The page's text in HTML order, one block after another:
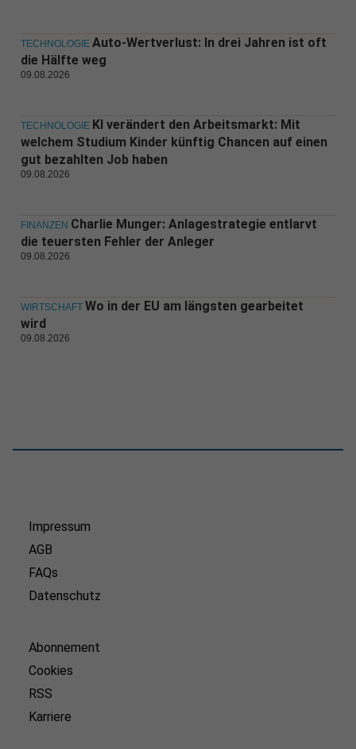
TECHNOLOGIE Auto-Wertverlust: In drei Jahren ist oft
die Hälfte weg
09.08.2026
TECHNOLOGIE KI verändert den Arbeitsmarkt: Mit
welchem Studium Kinder künftig Chancen auf einen
gut bezahlten Job haben
09.08.2026
FINANZEN Charlie Munger: Anlagestrategie entlarvt
die teuersten Fehler der Anleger
09.08.2026
WIRTSCHAFT Wo in der EU am längsten gearbeitet
wird
09.08.2026
Impressum
AGB
FAQs
Datenschutz
Abonnement
Cookies
RSS
Karriere